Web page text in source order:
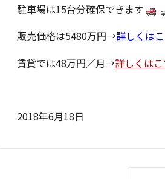
駐車場は15台分確保できます
販売価格は5480万円→詳しくは
賃貸では48万円／月→詳しくは
2018年6月18日